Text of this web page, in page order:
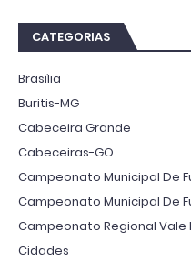
CATEGORIAS
Brasília
Buritis-MG
Cabeceira Grande
Cabeceiras-GO
Campeonato Municipal De
Campeonato Municipal De
Campeonato Regional Vale
Cidades